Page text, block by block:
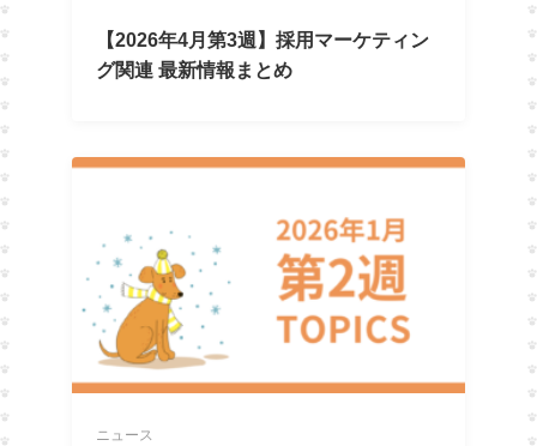
【2026年4月第3週】採用マーケティン
グ関連 最新情報まとめ
ニュース